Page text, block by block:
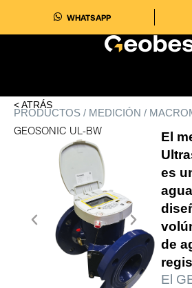
WHATSAPP
< ATRÁS
PRODUCTOS / MEDICIÓN /
GEOSONIC UL-BW
El
es
de
El